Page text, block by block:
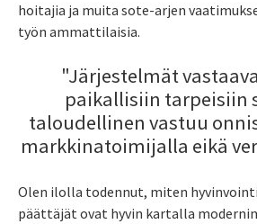
hoitajia ja muita sote-arjen
työn ammattilaisia.
"Järjestelmät
paikallisiin tarpeisiin
taloudellinen vastuu
markkinatoimijalla eikä
Olen ilolla todennut, miten
päättäjät ovat hyvin kartalla